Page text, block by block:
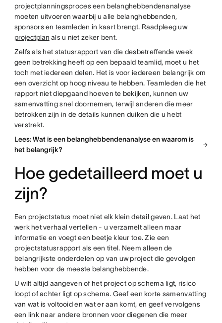
projectplanningsproces een belanghebbendenanalyse
moeten uitvoeren waarbij u alle belanghebbenden,
sponsors en teamleden in kaart brengt. Raadpleeg uw
projectplan als u niet zeker bent.
Zelfs als het statusrapport van die desbetreffende week
geen betrekking heeft op een bepaald teamlid, moet u het
toch met iedereen delen. Het is voor iedereen belangrijk om
een overzicht op hoog niveau te hebben. Teamleden die het
rapport niet diepgaand hoeven te bekijken, kunnen uw
samenvatting snel doornemen, terwijl anderen die meer
betrokken zijn in de details kunnen duiken die u hebt
verstrekt.
Lees: Wat is een belanghebbendenanalyse en waarom is
het belangrijk?
Hoe gedetailleerd moet u
zijn?
Een projectstatus moet niet elk klein detail geven. Laat het
werk het verhaal vertellen - u verzamelt alleen maar
informatie en voegt een beetje kleur toe. Zie een
projectstatusrapport als een titel. Neem alleen de
belangrijkste onderdelen op van uw project die gevolgen
hebben voor de meeste belanghebbende.
U wilt altijd aangeven of het project op schema ligt, risico
loopt of achter ligt op schema. Geef een korte samenvatting
van wat is voltooid en wat er aan komt, en geef vervolgens
een link naar andere bronnen voor diegenen die meer